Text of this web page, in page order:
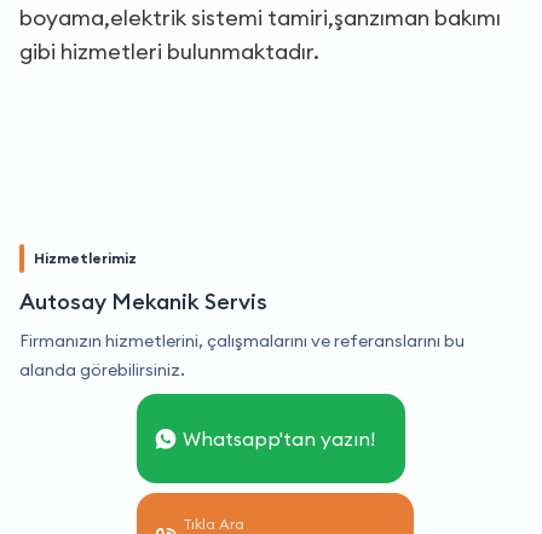
boyama,elektrik sistemi tamiri,şanzıman bakımı
gibi hizmetleri bulunmaktadır.
Hizmetlerimiz
Autosay Mekanik Servis
Firmanızın hizmetlerini, çalışmalarını ve referanslarını bu
alanda görebilirsiniz.
Whatsapp'tan yazın!
Tıkla Ara